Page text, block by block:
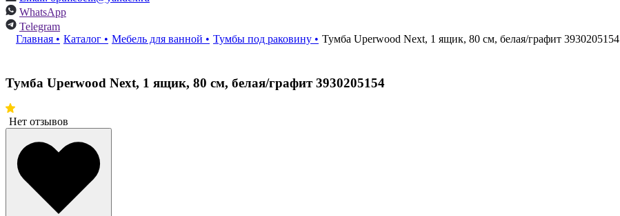
WhatsApp
Telegram
Главная • Каталог • Мебель для ванной • Тумбы под раковину • Тумба Uperwood Next, 1 ящик, 80 см, белая/графит 3930205154
Тумба Uperwood Next, 1 ящик, 80 см, белая/графит 3930205154
Нет отзывов